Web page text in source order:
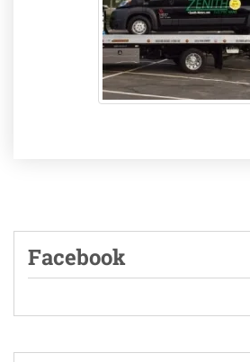
Facebook